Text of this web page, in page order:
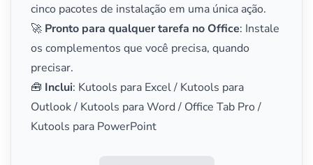
cinco pacotes de instalação em uma única ação.
🚀 Pronto para qualquer tarefa no Office: Instale
os complementos que você precisa, quando
precisar.
🧰 Inclui: Kutools para Excel / Kutools para
Outlook / Kutools para Word / Office Tab Pro /
Kutools para PowerPoint